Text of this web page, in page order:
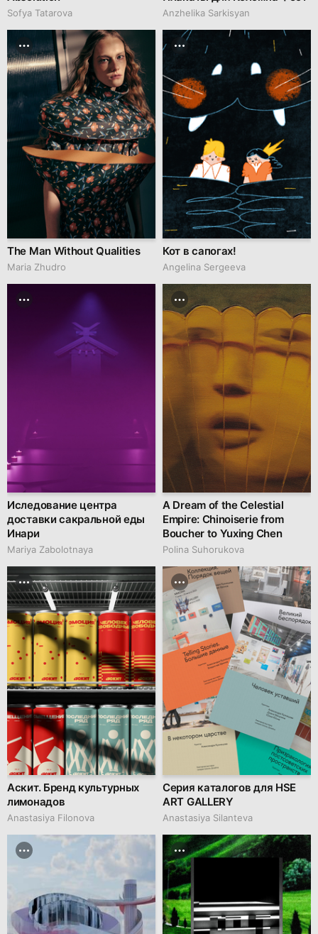
Sofya Tatarova Anzhelika Sarkisyan
The Man Without Qualities
Maria Zhudro
Кот в сапогах!
Angelina Sergeeva
Иследование центра
доставки сакральной еды
Инари
Mariya Zabolotnaya
A Dream of the Celestial
Empire: Chinoiserie from
Boucher to Yuxing Chen
Polina Suhorukova
Аскит. Бренд культурных
лимонадов
Anastasiya Filonova
Серия каталогов для HSE
ART GALLERY
Anastasiya Silanteva